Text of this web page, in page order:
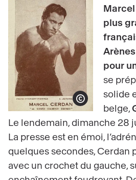
Afficher le copyright
plus
pour
se
solide
belge,
Le lendemain, dimanche 28
La presse est en émoi,
quelques secondes, Cerdan
avec un crochet du gauche,